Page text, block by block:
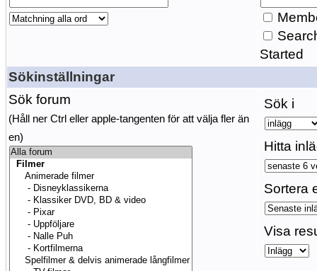
Started
Sökinställningar
Sök forum
(Håll ner Ctrl eller apple-tangenten för att välja fler än
en)
Sök i
Hitta
Sortera
Visa